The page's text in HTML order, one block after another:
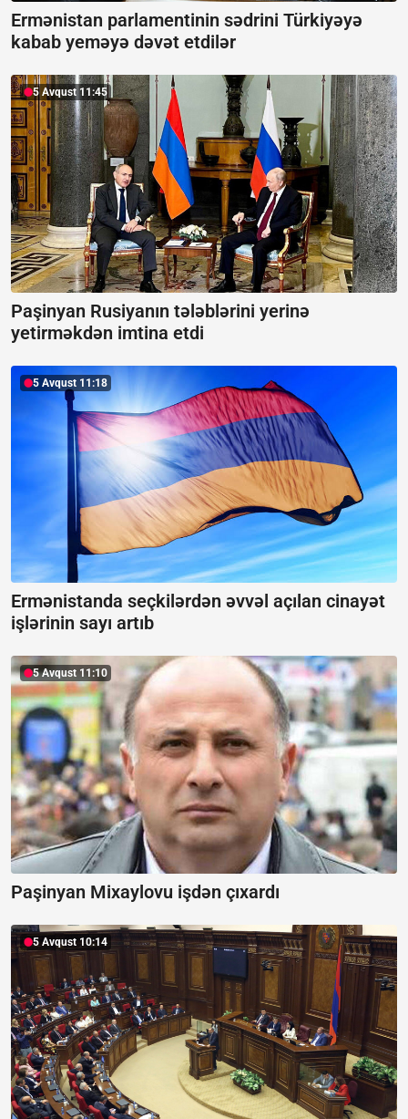
Ermənistan parlamentinin sədrini Türkiyəyə
kabab yeməyə dəvət etdilər
5 Avqust 11:45
Paşinyan Rusiyanın tələblərini yerinə
yetirməkdən imtina etdi
5 Avqust 11:18
Ermənistanda seçkilərdən əvvəl açılan cinayət
işlərinin sayı artıb
5 Avqust 11:10
Paşinyan Mixaylovu işdən çıxardı
5 Avqust 10:14